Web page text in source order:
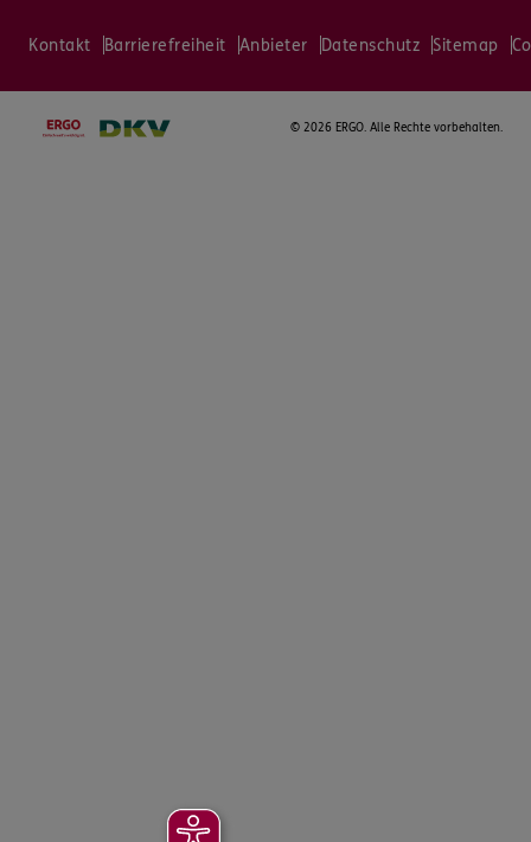
Kontakt Barrierefreiheit Anbieter Datenschutz Sitemap
© 2026 ERGO. Alle Rechte vorbehalten.